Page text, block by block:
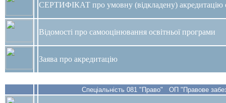
СЕРТИФІКАТ про умовну (відкладену) акредитацію
Відомості про самооцінювання освітньої програми
Заява про акредитацію
Спеціальність 081 "Право" ОП "Правове